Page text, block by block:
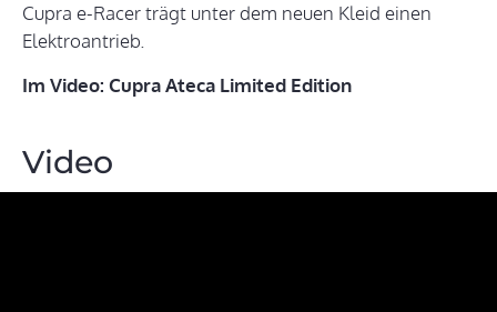
Cupra e-Racer trägt unter dem neuen Kleid einen
Elektroantrieb.
Im Video: Cupra Ateca Limited Edition
Video